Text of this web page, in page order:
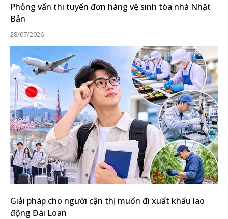
Phỏng vấn thi tuyển đơn hàng vệ sinh tòa nhà Nhật
Bản
28/07/2026
Giải pháp cho người cận thị muốn đi xuất khẩu lao
động Đài Loan